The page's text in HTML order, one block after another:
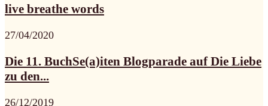
live breathe words
27/04/2020
Die 11. BuchSe(a)iten Blogparade auf Die Liebe
zu den...
26/12/2019